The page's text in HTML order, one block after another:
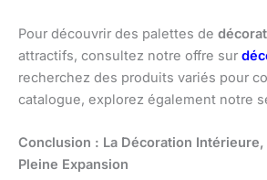
Pour découvrir des palettes de
attractifs, consultez notre offre sur
recherchez des produits variés pour
catalogue, explorez également notre
Conclusion : La Décoration
Pleine Expansion